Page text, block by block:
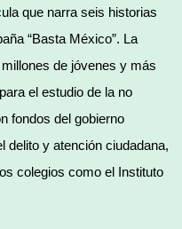
que narra seis historias
“Basta México”. La
de jóvenes y más
el estudio de la no
fondos del gobierno
delito y atención ciudadana,
colegios como el Instituto